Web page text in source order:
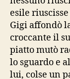
esile
Gigi affondò
croccante il
piatto mutò
lo sguardo e
lui, colse un